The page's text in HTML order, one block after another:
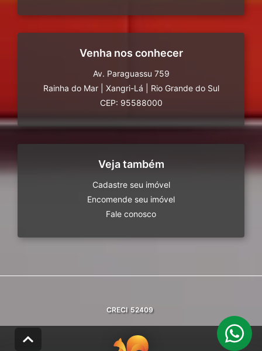
Venha nos conhecer
Av. Paraguassu 759
Rainha do Mar
Xangri-Lá
Rio Grande do Sul
CEP: 95588000
Veja também
Cadastre seu imóvel
Encomende seu imóvel
Fale conosco
CRECI 52409